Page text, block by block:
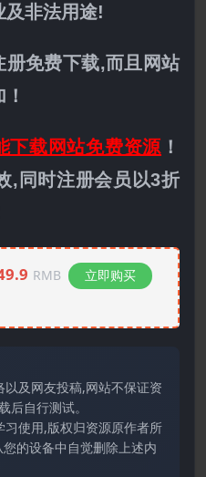
及非法用途!
免费下载,而且网站
下载网站免费资源 ！
,同时注册会员以3折
RMB
立即购买
及网友投稿,网站不保证资
后自行测试。
使用,版权归资源原作者所
的设备中自觉删除上述内